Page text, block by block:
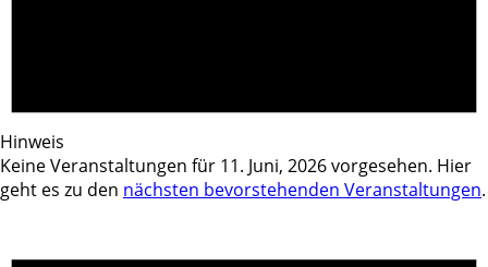
Hinweis
Keine Veranstaltungen für 11. Juni, 2026 vorgesehen. Hier
geht es zu den nächsten bevorstehenden Veranstaltungen.